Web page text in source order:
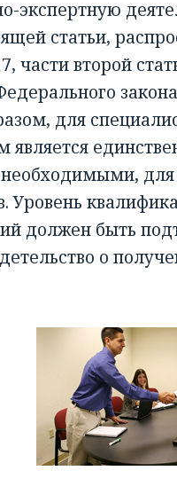
статьи,
части второй
для
является
Уровень
должен быть
о